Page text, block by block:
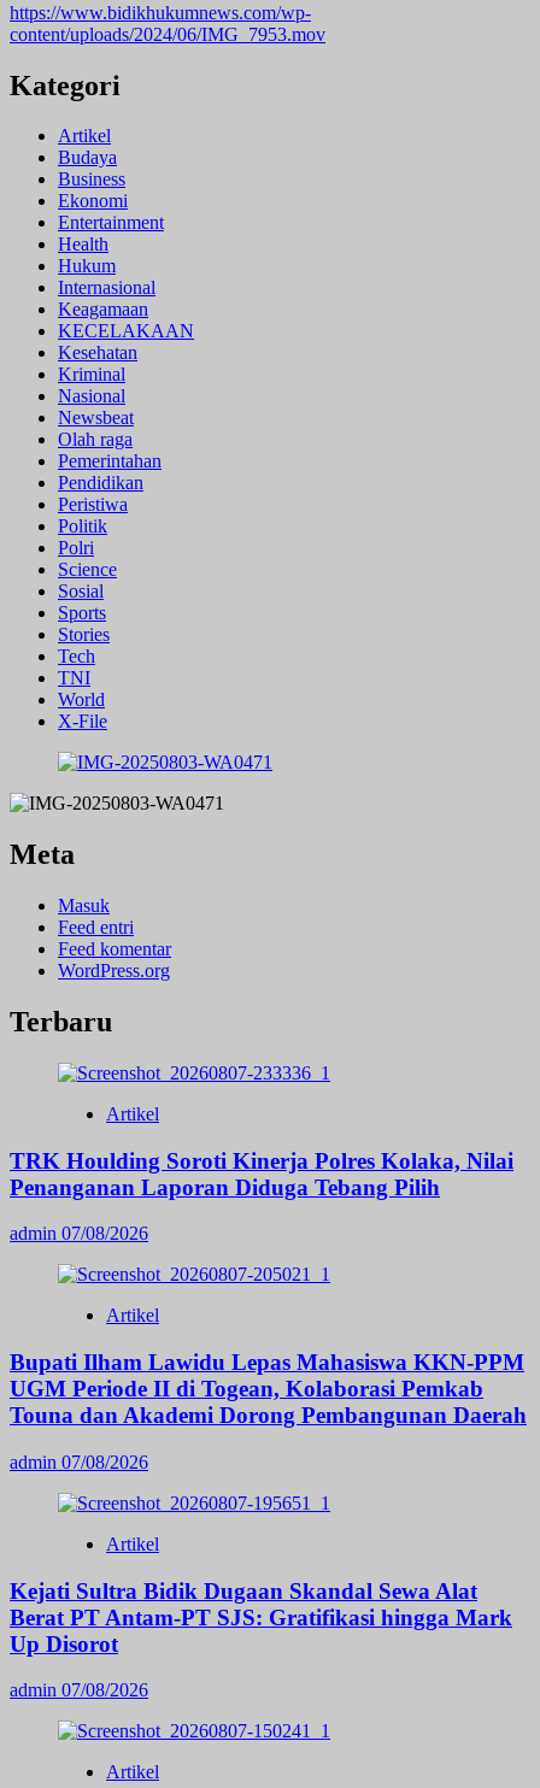
https://www.bidikhukumnews.com/wp-
content/uploads/2024/06/IMG_7953.mov
Kategori
Artikel
Budaya
Business
Ekonomi
Entertainment
Health
Hukum
Internasional
Keagamaan
KECELAKAAN
Kesehatan
Kriminal
Nasional
Newsbeat
Olah raga
Pemerintahan
Pendidikan
Peristiwa
Politik
Polri
Science
Sosial
Sports
Stories
Tech
TNI
World
X-File
Meta
Masuk
Feed entri
Feed komentar
WordPress.org
Terbaru
Artikel
TRK Houlding Soroti Kinerja Polres Kolaka, Nilai
Penanganan Laporan Diduga Tebang Pilih
admin 07/08/2026
Artikel
Bupati Ilham Lawidu Lepas Mahasiswa KKN-PPM
UGM Periode II di Togean, Kolaborasi Pemkab
Touna dan Akademi Dorong Pembangunan Daerah
admin 07/08/2026
Artikel
Kejati Sultra Bidik Dugaan Skandal Sewa Alat
Berat PT Antam-PT SJS: Gratifikasi hingga Mark
Up Disorot
admin 07/08/2026
Artikel